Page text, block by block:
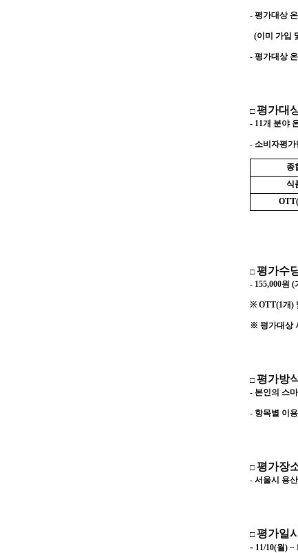
- 평가대상
(이미 가입
- 평가대상
□평가대
- 11개 분야
- 소비자평
종
식
OTT(
□평가수
- 155,000원 (
※ OTT(1개)
※ 평가대상
□평가방
- 본인의 스
- 항목별 이
□평가장
- 서울시 용
□평가일시
- 11/10(월) ~